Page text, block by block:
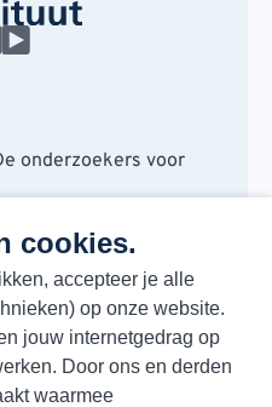
cookies.
accepteer je alle
op onze website.
jouw internetgedrag op
Door ons en derden
waarmee
onderzoekers voor